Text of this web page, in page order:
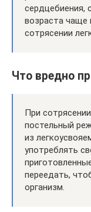
сердцебиения,
возраста чаще
сотрясении
Что вредно
При
постельный
из
употреблять
переедать,
организм.